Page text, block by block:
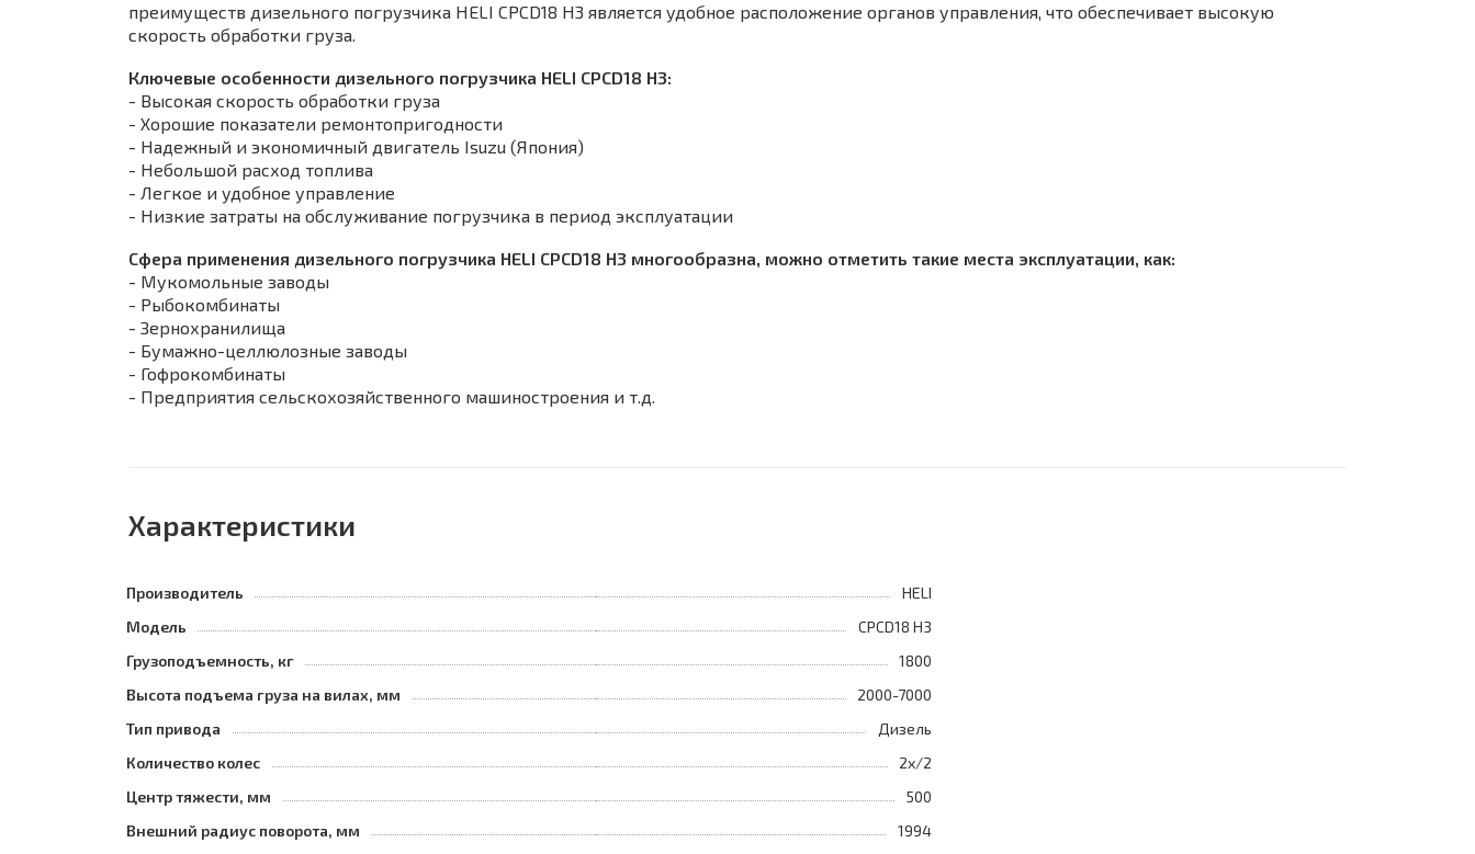
преимуществ дизельного погрузчика HELI CPCD18 H3 является удобное расположение органов управления, что обеспечивает высокую
скорость обработки груза.
Ключевые особенности дизельного погрузчика HELI CPСD18 H3:
- Высокая скорость обработки груза
- Хорошие показатели ремонтопригодности
- Надежный и экономичный двигатель Isuzu (Япония)
- Небольшой расход топлива
- Легкое и удобное управление
- Низкие затраты на обслуживание погрузчика в период эксплуатации
Сфера применения дизельного погрузчика HELI CPСD18 H3 многообразна, можно отметить такие места эксплуатации, как:
- Мукомольные заводы
- Рыбокомбинаты
- Зернохранилища
- Бумажно-целлюлозные заводы
- Гофрокомбинаты
- Предприятия сельскохозяйственного машиностроения и т.д.
Характеристики
Производитель
HELI
Модель
CPCD18 H3
Грузоподъемность, кг
1800
Высота подъема груза на вилах, мм
2000-7000
Тип привода
Дизель
Количество колес
2х/2
Центр тяжести, мм
500
Внешний радиус поворота, мм
1994